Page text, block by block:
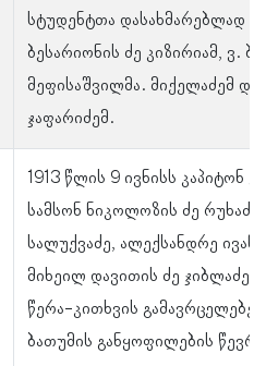
სტუდენტთა დასახმარებლად
ბესარიონის ძე კიზირიამ, ვ.
მეფისაშვილმა. მიქელაძემ
ჯაფარიძემ.
1913 წლის 9 ივნისს კაპიტონ
სამსონ ნიკოლოზის ძე
სალუქვაძე, ალექსანდრე
მიხეილ დავითის ძე ჯიბლაძე
წერა-კითხვის
ბათუმის განყოფილების